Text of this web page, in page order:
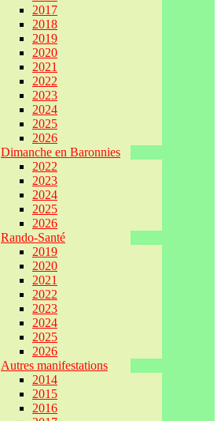
2017
2018
2019
2020
2021
2022
2023
2024
2025
2026
Dimanche en Baronnies
2022
2023
2024
2025
2026
Rando-Santé
2019
2020
2021
2022
2023
2024
2025
2026
Autres manifestations
2014
2015
2016